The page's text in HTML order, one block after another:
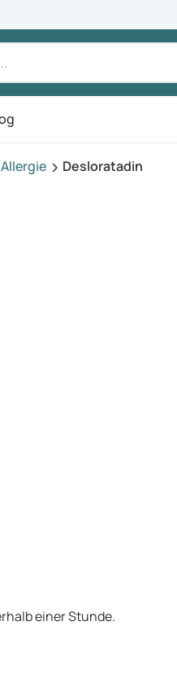
Allergie Desloratadin
einer Stunde.